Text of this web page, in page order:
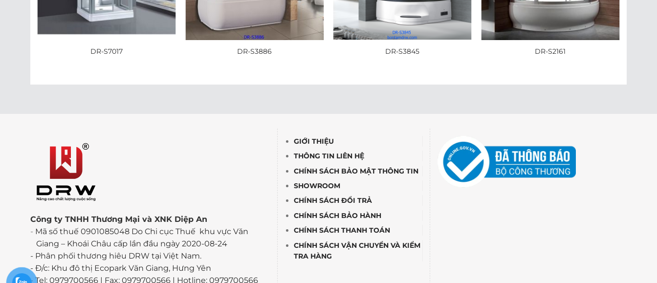
DR-S7017 DR-S3886 DR-S3845 DR-S2161
Công ty TNHH Thương Mại và XNK Diệp An
- Mã số thuế 0901085048 Do Chi cục Thuế khu vực Văn
Giang – Khoái Châu cấp lần đầu ngày 2020-08-24
- Phân phối thương hiêu DRW tại Việt Nam.
- Đ/c: Khu đô thị Ecopark Văn Giang, Hưng Yên
- Tel: 0979700566 | Fax: 0979700566 | Hotline: 0979700566
GIỚI THIỆU
THÔNG TIN LIÊN HỆ
CHÍNH SÁCH BẢO MẬT THÔNG TIN
SHOWROOM
CHÍNH SÁCH ĐỔI TRẢ
CHÍNH SÁCH BẢO HÀNH
CHÍNH SÁCH THANH TOÁN
CHÍNH SÁCH VẬN CHUYỂN VÀ KIỂM
TRA HÀNG